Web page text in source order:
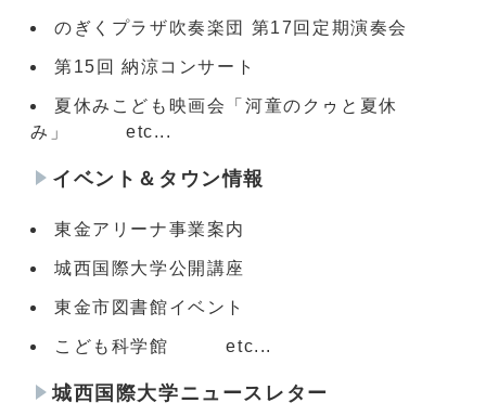
のぎくプラザ吹奏楽団 第17回定期演奏会
第15回 納涼コンサート
夏休みこども映画会「河童のクゥと夏休
み」 etc...
イベント＆タウン情報
東金アリーナ事業案内
城西国際大学公開講座
東金市図書館イベント
こども科学館 etc...
城西国際大学ニュースレター